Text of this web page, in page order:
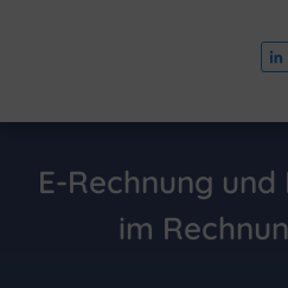
E-Rechnung
im